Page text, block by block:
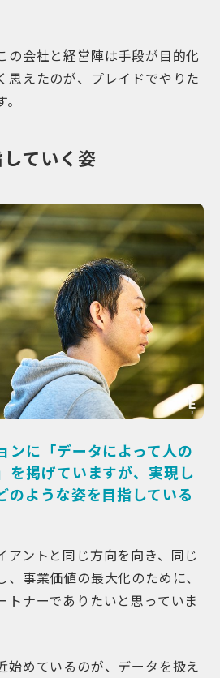
の会社と経営陣は手段が目的化
思えたのが、プレイドでやりた
ていく姿
ンに「データによって人の
を掲げていますが、実現し
のような姿を目指している
アントと同じ方向を向き、同じ
事業価値の最大化のために、
トナーでありたいと思っていま
始めているのが、データを扱え